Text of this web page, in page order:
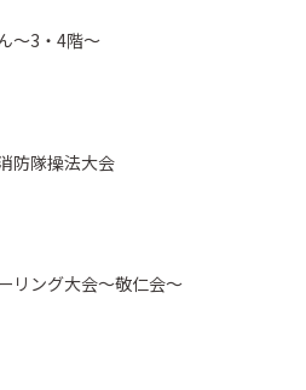
～3・4階～
防隊操法大会
リング大会～敬仁会～